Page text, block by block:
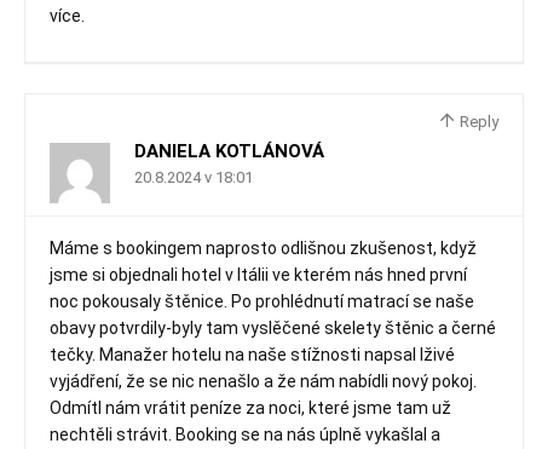
více.
Reply
DANIELA KOTLÁNOVÁ
20.8.2024 v 18:01
Máme s bookingem naprosto odlišnou zkušenost, když
jsme si objednali hotel v Itálii ve kterém nás hned první
noc pokousaly štěnice. Po prohlédnutí matrací se naše
obavy potvrdily-byly tam vyslěčené skelety štěnic a černé
tečky. Manažer hotelu na naše stížnosti napsal lživé
vyjádření, že se nic nenašlo a že nám nabídli nový pokoj.
Odmítl nám vrátit peníze za noci, které jsme tam už
nechtěli strávit. Booking se na nás úplně vykašlal a